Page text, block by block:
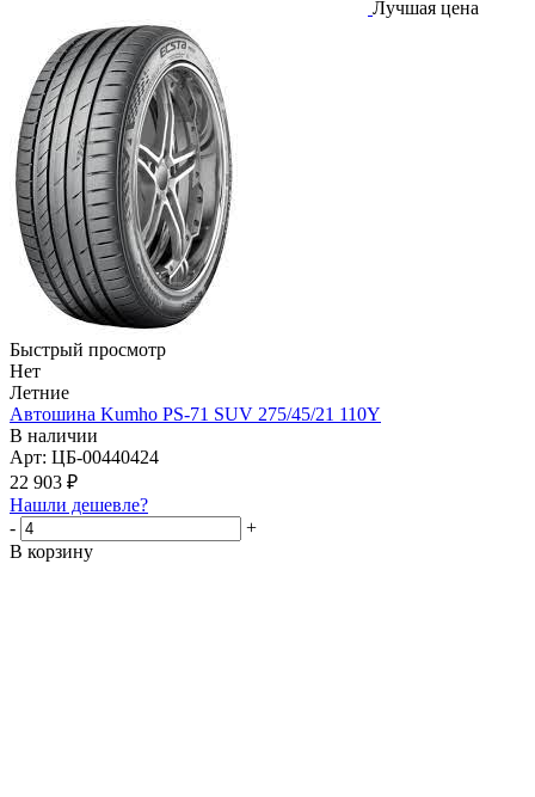
Лучшая цена
Быстрый просмотр
Нет
Летние
Автошина Kumho PS-71 SUV 275/45/21 110Y
В наличии
Арт: ЦБ-00440424
22 903 ₽
Нашли дешевле?
-
+
В корзину